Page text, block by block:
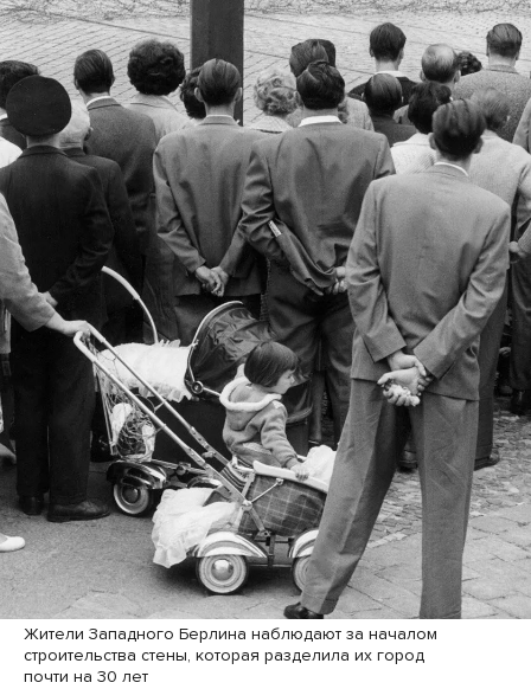
Жители Западного Берлина наблюдают за началом
строительства стены, которая разделила их город
почти на 30 лет